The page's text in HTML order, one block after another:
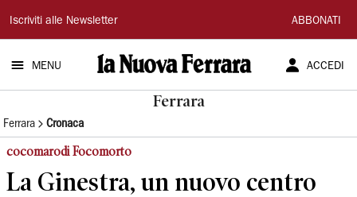
La
Nuova
Ferrara
Iscriviti alle Newsletter ABBONATI
MENU ACCEDI
Ferrara
Ferrara Cronaca
cocomarodi Focomorto
La Ginestra, un nuovo centro